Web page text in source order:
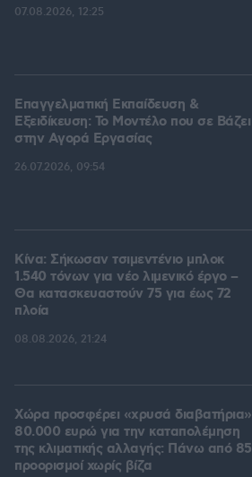
07.08.2026, 12:25
Επαγγελματική Εκπαίδευση &
Εξειδίκευση: Το Mοντέλο που σε Bάζει
στην Aγορά Eργασίας
26.07.2026, 09:54
Κίνα: Σήκωσαν τσιμεντένιο μπλοκ
1.540 τόνων για νέο λιμενικό έργο –
Θα κατασκευαστούν 75 για έως 72
πλοία
08.08.2026, 21:24
Χώρα προσφέρει «χρυσά διαβατήρια»
80.000 ευρώ για την καταπολέμηση
της κλιματικής αλλαγής: Πάνω από 85
προορισμοί χωρίς βίζα